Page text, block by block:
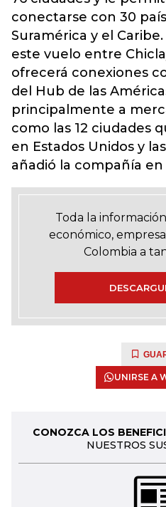
conectarse con 30
Suramérica y el
este vuelo entre
ofrecerá conexiones
del Hub de las
principalmente a
como las 12 ciudades
en Estados Unidos y
añadió la compañía
Toda la
económico,
Colombia a
UNIRSE A
CONOZCA LOS
NUESTROS